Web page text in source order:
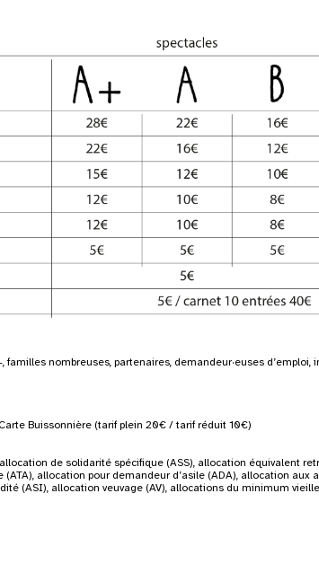
familles nombreuses, partenaires, demandeur·euses d’emploi,
Buissonnière (tarif plein 20€ / tarif réduit 10€)
de solidarité spécifique (ASS), allocation équivalent
allocation pour demandeur d’asile (ADA), allocation aux
(ASI), allocation veuvage (AV), allocations du minimum